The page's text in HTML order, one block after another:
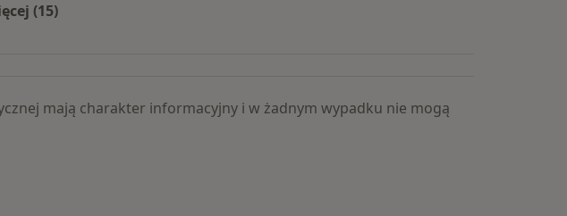
(15)
mają charakter informacyjny i w żadnym wypadku nie mogą